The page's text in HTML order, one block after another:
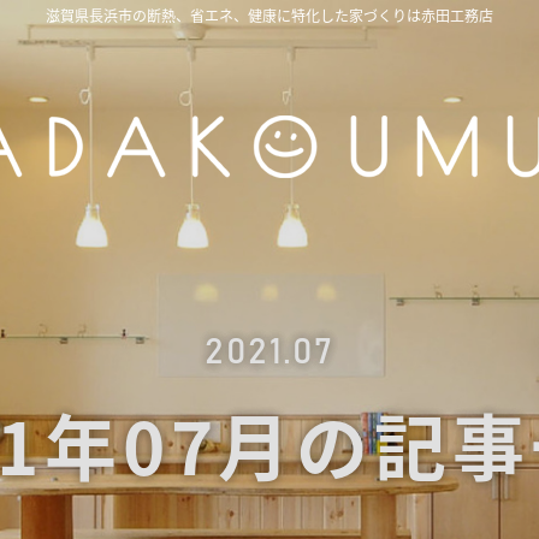
滋賀県長浜市の断熱、省エネ、健康に特化した家づくりは赤田工務店
2021.07
年07月の記